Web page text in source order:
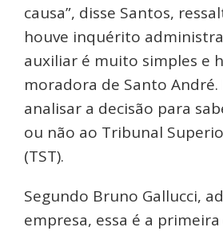
causa”, disse Santos,
houve inquérito
auxiliar é muito simples e
moradora de Santo André.
analisar a decisão para
ou não ao Tribunal
(TST).
Segundo Bruno Gallucci,
empresa, essa é a